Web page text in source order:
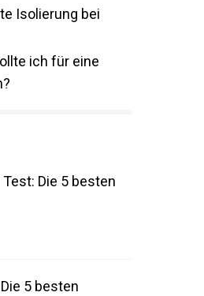
Isolierung bei
ich für eine
Die 5 besten
5 besten